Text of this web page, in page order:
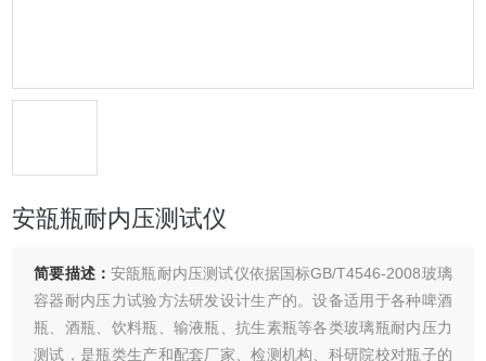
安瓿瓶耐内压测试仪
简要描述：安瓿瓶耐内压测试仪依据国标GB/T4546-2008玻璃
容器耐内压力试验方法研发设计生产的。设备适用于各种啤酒
瓶、酒瓶、饮料瓶、输液瓶、抗生素瓶等各类玻璃瓶耐内压力
测试，是瓶类生产和配套厂家、检测机构、科研院校对瓶子的